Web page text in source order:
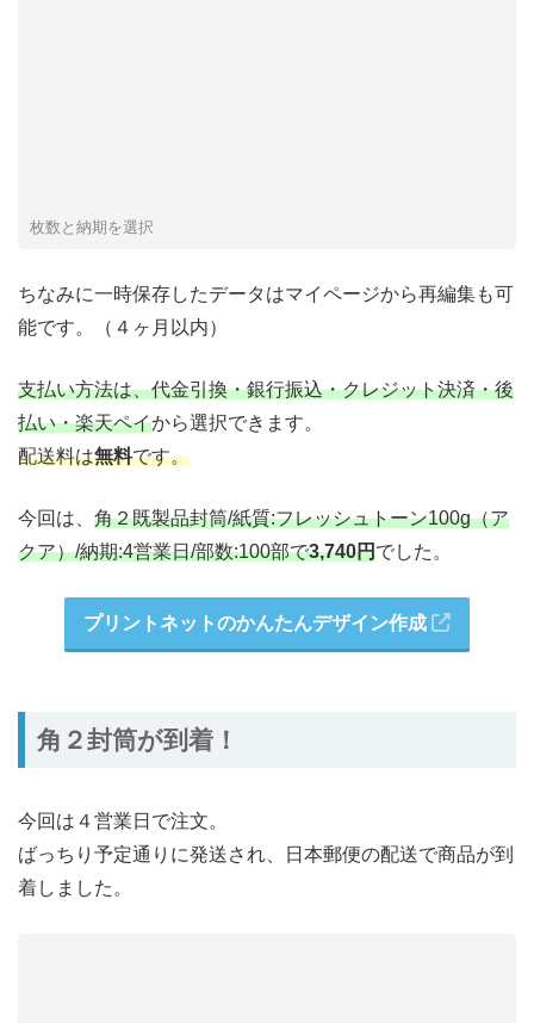
枚数と納期を選択
ちなみに一時保存したデータはマイページから再編集も可
能です。（４ヶ月以内）
支払い方法は、代金引換・銀行振込・クレジット決済・後
払い・楽天ペイから選択できます。
配送料は無料です。
今回は、 角２既製品封筒/紙質:フレッシュトーン100g（ア
クア）/納期:4営業日/部数:100部で3,740円でした。
プリントネットのかんたんデザイン作成
角２封筒が到着！
今回は４営業日で注文。
ばっちり予定通りに発送され、日本郵便の配送で商品が到
着しました。